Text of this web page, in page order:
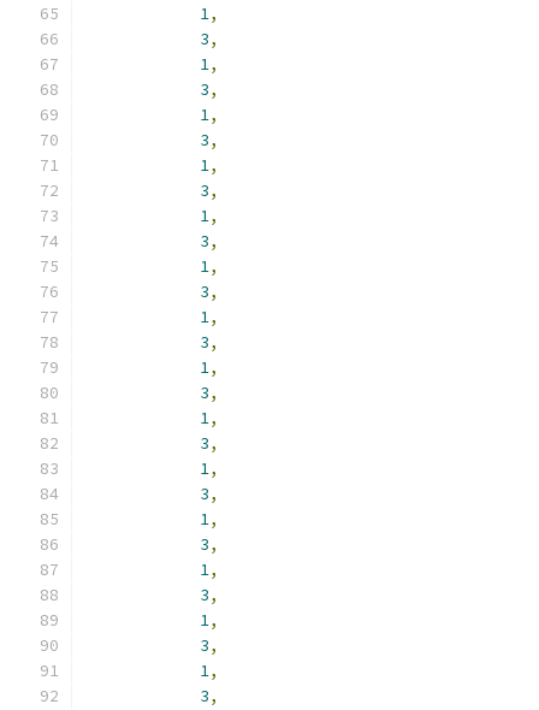
1,
3,
1,
3,
1,
3,
1,
3,
1,
3,
1,
3,
1,
3,
1,
3,
1,
3,
1,
3,
1,
3,
1,
3,
1,
3,
1,
3,